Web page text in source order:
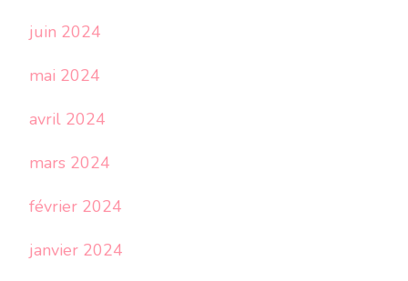
juin 2024
mai 2024
avril 2024
mars 2024
février 2024
janvier 2024